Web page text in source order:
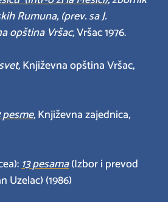
Rumuna, (prev. sa J.
opština Vršac,Vršac 1976.
Književna opština Vršac,
pesme,Književna zajednica,
13pesama(Izbor i prevod
Uzelac) (1986)